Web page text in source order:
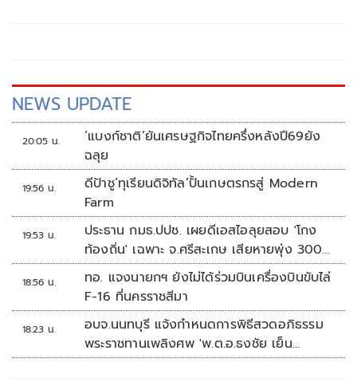
NEWS UPDATE
20:05 น.
‘แบงก์ชาติ’ยันเศรษฐกิจไทยครึ่งหลังปี69ยัง
ฉลุย
19:56 น.
ดีป้าชู‘ทุเรียนดิจิทัล’ปั้นเกษตรกรสู่ Modern
Farm
19:53 น.
ประธาน กมธ.ปปช. เผยดีเอสไอลุยสอบ 'โกง
ท้องถิ่น' เฉพาะ จ.ศรีสะเกษ เสียหายพุ่ง 300
ล้านบาท
18:56 น.
ทอ. แจงนายกฯ ยังไม่ได้ร่วมบินเครื่องบินขับไล่
F-16 ที่นครราชสีมา
18:23 น.
อบจ.นนทบุรี แจ้งกำหนดการพิธีสวดอภิธรรม
พระราชทานเพลิงศพ 'พ.ต.อ.ธงชัย เย็น
ประเสริฐ'